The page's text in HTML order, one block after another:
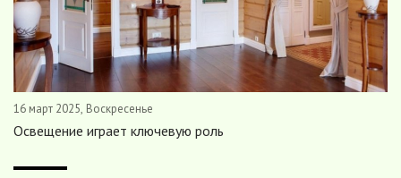
16 март 2025, Воскресенье
Освещение играет ключевую роль